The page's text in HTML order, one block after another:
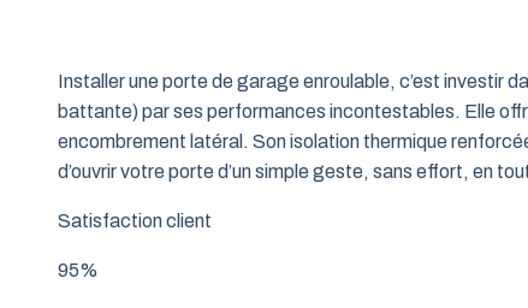
Installer une porte de garage enroulable, c’est investir
battante) par ses performances incontestables. Elle
encombrement latéral. Son isolation thermique
d’ouvrir votre porte d’un simple geste, sans effort, en
Satisfaction client
95%